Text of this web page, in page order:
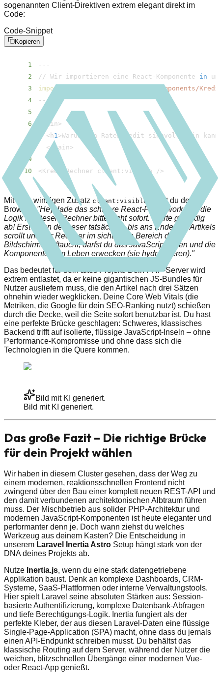
sogenannten Client-Direktiven extrem elegant direkt im
Code:
Code-Snippet
Kopieren
1
2
// Wir importieren eine React-Komponente in
3
import
'../​components/​
4
5
6
main>
7
< h1>Warum ein Ratenkredit sinnvoll sein kann
</​main>
9
10
<KreditRechner client:visible />
Mit dem winzigen Zusatz client:visible
sagst du dem
Browser:"Hey, lade das schwere React-Framework und die
Logik für diesen Rechner bitte nicht sofort. Warte geduldig
ab! Erst wenn der Leser tatsächlich bis ans Ende des Artikels
scrollt und der Rechner im sichtbaren Bereich des
Bildschirms auftaucht, darfst du das JavaScript laden und die
Komponente zum Leben erwecken (sie hydratisieren)."
Das bedeutet für dein altes Projekt: Dein PHP-Server wird
extrem entlastet, da er keine gigantischen JS-Bundles für
Nutzer ausliefern muss, die den Artikel nach drei Sätzen
ohnehin wieder wegklicken. Deine Core Web Vitals (die
Metriken, die Google für dein SEO-Ranking nutzt) schießen
durch die Decke, weil die Seite sofort benutzbar ist. Du hast
eine perfekte Brücke geschlagen: Schweres, klassisches
Backend trifft auf isolierte, flüssige JavaScript-Inseln – ohne
Performance-Kompromisse und ohne dass sich die
Technologien in die Quere kommen.
Bild mit KI generiert.
Bild mit KI generiert.
Das große Fazit – Die richtige Brücke
für dein Projekt wählen
Wir haben in diesem Cluster gesehen, dass der Weg zu
einem modernen, reaktionsschnellen Frontend nicht
zwingend über den Bau einer komplett neuen REST-API und
den damit verbundenen architektonischen Albtraum führen
muss. Der Mischbetrieb aus solider PHP-Architektur und
modernen JavaScript-Komponenten ist heute eleganter und
performanter denn je. Doch wann ziehst du welches
Werkzeug aus deinem Kasten? Die Entscheidung in
unserem Laravel Inertia Astro Setup hängt stark von der
DNA deines Projekts ab.
Nutze Inertia.js, wenn du eine stark datengetriebene
Applikation baust. Denk an komplexe Dashboards, CRM-
Systeme, SaaS-Plattformen oder interne Verwaltungstools.
Hier spielt Laravel seine absoluten Stärken aus: Session-
basierte Authentifizierung, komplexe Datenbank-Abfragen
und tiefe Berechtigungs-Logik. Inertia fungiert als der
perfekte Kleber, der aus diesen Laravel-Daten eine flüssige
Single-Page-Application (SPA) macht, ohne dass du jemals
einen API-Endpunkt schreiben musst. Du behältst das
klassische Routing auf dem Server, während der Nutzer die
weichen, blitzschnellen Übergänge einer modernen Vue-
oder React-App genießt.